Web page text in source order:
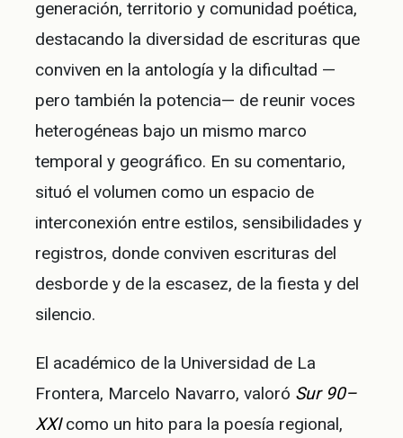
generación, territorio y comunidad poética,
destacando la diversidad de escrituras que
conviven en la antología y la dificultad —
pero también la potencia— de reunir voces
heterogéneas bajo un mismo marco
temporal y geográfico. En su comentario,
situó el volumen como un espacio de
interconexión entre estilos, sensibilidades y
registros, donde conviven escrituras del
desborde y de la escasez, de la fiesta y del
silencio.
El académico de la Universidad de La
Frontera, Marcelo Navarro, valoró Sur 90–
XXIcomo un hito para la poesía regional,